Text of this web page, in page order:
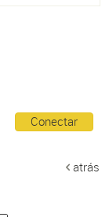
Conectar
atrás